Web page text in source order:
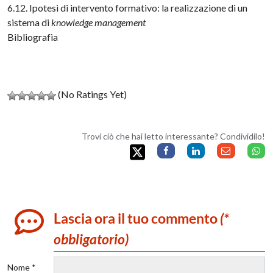
6.12. Ipotesi di intervento formativo: la realizzazione di un
sistema diknowledge management
Bibliografìa
(No Ratings Yet)
Trovi ciò che hai letto interessante? Condividilo!
Lascia ora il tuo commento(*
obbligatorio)
Nome *